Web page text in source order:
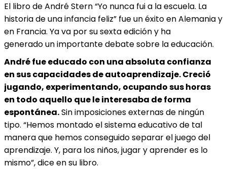
El libro de André Stern “Yo nunca fui a la escuela. La
historia de una infancia feliz” fue un éxito en Alemania y
en Francia. Ya va por su sexta edición y ha
generado un importante debate sobre la educación.
André fue educado con una absoluta confianza
en sus capacidades de autoaprendizaje. Creció
jugando, experimentando, ocupando sus horas
en todo aquello que le interesaba de forma
espontánea.Sin imposiciones externas de ningún
tipo. “Hemos montado el sistema educativo de tal
manera que hemos conseguido separar el juego del
aprendizaje. Y, para los niños, jugar y aprender es lo
mismo”, dice en su libro.